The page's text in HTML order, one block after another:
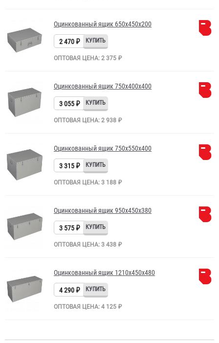
Оцинкованный ящик 650х450х200
2 470 ₽
ОПТОВАЯ ЦЕНА: 2 375 ₽
Оцинкованный ящик 750х400х400
3 055 ₽
ОПТОВАЯ ЦЕНА: 2 938 ₽
Оцинкованный ящик 750х550х400
3 315 ₽
ОПТОВАЯ ЦЕНА: 3 188 ₽
Оцинкованный ящик 950х450х380
3 575 ₽
ОПТОВАЯ ЦЕНА: 3 438 ₽
Оцинкованный ящик 1210х450х480
4 290 ₽
ОПТОВАЯ ЦЕНА: 4 125 ₽